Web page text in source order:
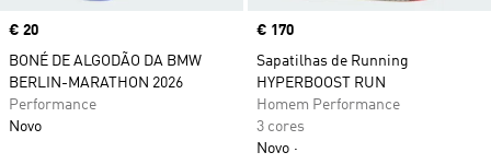
Price
€ 20
BONÉ DE ALGODÃO DA BMW
BERLIN-MARATHON 2026
Performance
Novo
Price
€ 170
Sapatilhas de Running
HYPERBOOST RUN
Homem Performance
3 cores
Novo